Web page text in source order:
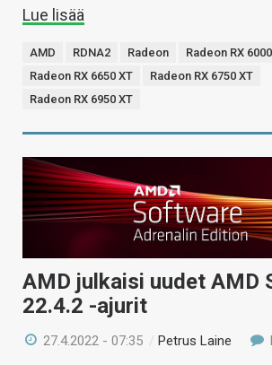
Lue lisää
AMD RDNA2 Radeon
Radeon RX 6000
Radeon RX 6650 XT
Radeon RX 6750 XT
Radeon RX 6950 XT
AMD julkaisi uudet AMD
22.4.2 -ajurit
27.4.2022 - 07:35 /Petrus Laine